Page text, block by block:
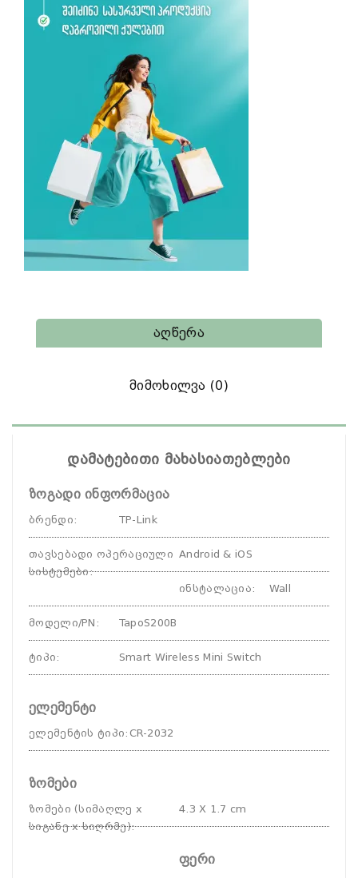
Აღწერა
Მიმოხილვა (0)
დამატებითი მახასიათებლები
ზოგადი ინფორმაცია
ბრენდი: TP-Link
თავსებადი ოპერაციული
სისტემები:
Android & iOS
ინსტალაცია: Wall
მოდელი/PN : TapoS200B
ტიპი: Smart Wireless Mini Switch
ელემენტი
ელემენტის ტიპი: CR-2032
ზომები
ზომები (სიმაღლე x
სიგანე x სიღრმე):
4.3 X 1.7 cm
ფერი